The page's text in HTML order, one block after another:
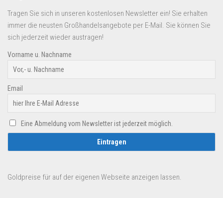
Tragen Sie sich in unseren kostenlosen Newsletter ein! Sie erhalten
immer die neusten Großhandelsangebote per E-Mail. Sie können Sie
sich jederzeit wieder austragen!
Vorname u. Nachname
Email
Eine Abmeldung vom Newsletter ist jederzeit möglich.
Goldpreise für auf der eigenen Webseite anzeigen lassen.